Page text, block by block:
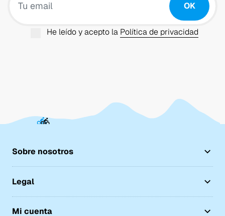
OK
He leído y acepto la Política de privacidad
Sobre nosotros
Legal
Mi cuenta